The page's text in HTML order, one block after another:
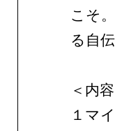
こそ
る自
＜内
１マ